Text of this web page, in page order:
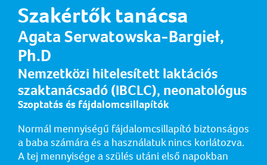
Szakértők tanácsa
Agata Serwatowska-Bargieł,
Ph.D
Nemzetközi hitelesített laktációs
szaktanácsadó (IBCLC), neonatológus
Szoptatás és fájdalomcsillapítók
Normál mennyiségű fájdalomcsillapító biztonságos
a baba számára és a használatuk nincs korlátozva.
A tej mennyisége a szülés utáni első napokban